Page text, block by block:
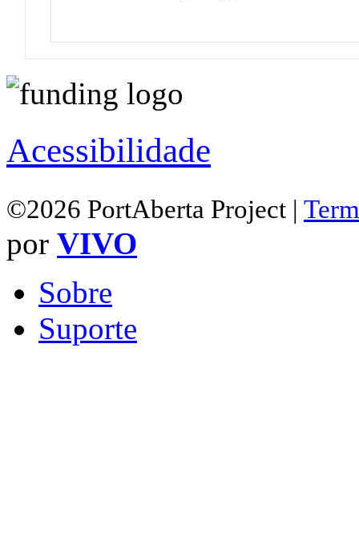
Acessibilidade
©2026 PortAberta Project |
por VIVO
Sobre
Suporte